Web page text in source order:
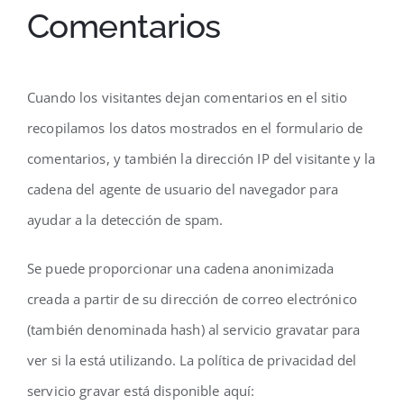
Comentarios
Cuando los visitantes dejan comentarios en el sitio
recopilamos los datos mostrados en el formulario de
comentarios, y también la dirección IP del visitante y la
cadena del agente de usuario del navegador para
ayudar a la detección de spam.
Se puede proporcionar una cadena anonimizada
creada a partir de su dirección de correo electrónico
(también denominada hash) al servicio gravatar para
ver si la está utilizando. La política de privacidad del
servicio gravar está disponible aquí: